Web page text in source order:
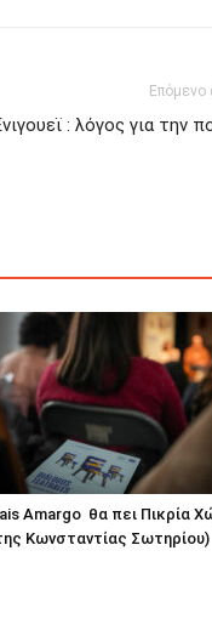
Επόμενο
: λόγος για την
Amargo θα πει Πικρία
Κωνσταντίας Σωτηρίου)